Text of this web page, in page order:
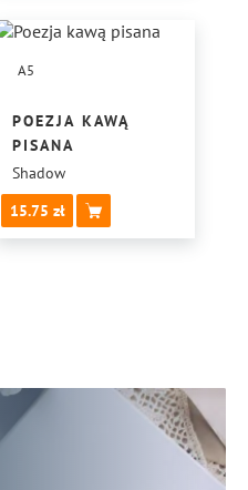
A5
POEZJA KAWĄ
PISANA
Shadow
15.75